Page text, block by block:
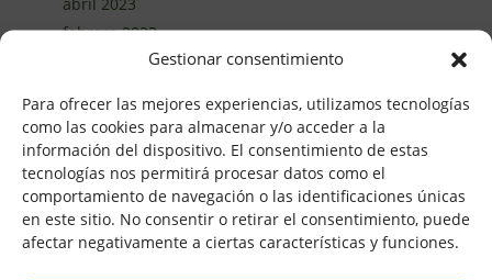
Gestionar consentimiento
Para ofrecer las mejores experiencias, utilizamos tecnologías
como las cookies para almacenar y/o acceder a la
información del dispositivo. El consentimiento de estas
tecnologías nos permitirá procesar datos como el
comportamiento de navegación o las identificaciones únicas
en este sitio. No consentir o retirar el consentimiento, puede
afectar negativamente a ciertas características y funciones.
febrero 2023
noviembre 2022
septiembre 2022
julio 2022
junio 2022
marzo 2022